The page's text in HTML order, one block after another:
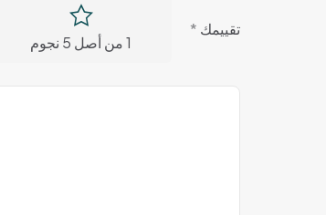
تقييمك *
1 من أصل 5 نجوم